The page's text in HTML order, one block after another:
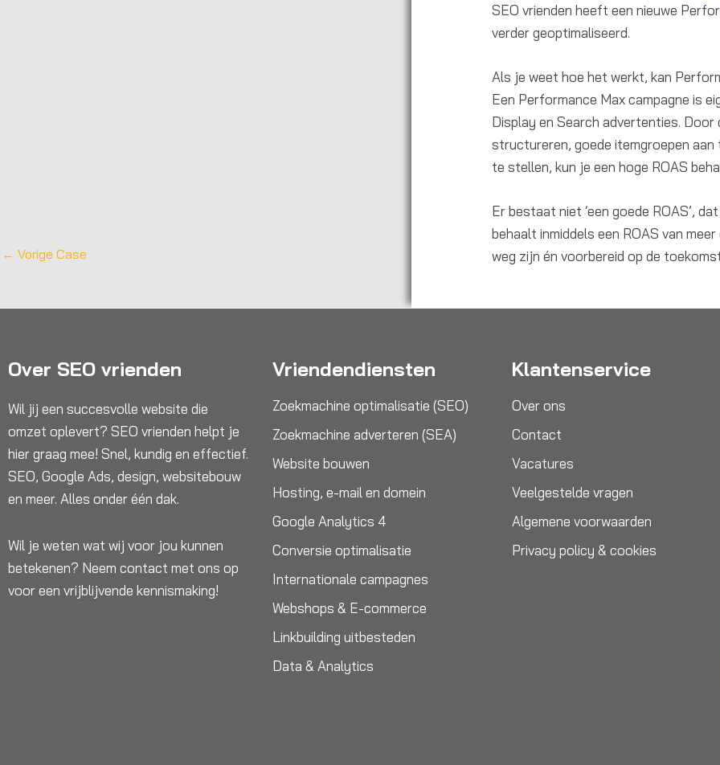
SEO vrienden heeft een nieuwe
verder geoptimaliseerd.
Als je weet hoe het werkt, kan
Een Performance Max campagne is
Display en Search advertenties.
structureren, goede itemgroepen aan
te stellen, kun je een hoge ROAS
Er bestaat niet ‘een goede ROAS’,
behaalt inmiddels een ROAS van
weg zijn én voorbereid op de
← Vorige Case
Over SEO vrienden
Wil jij een succesvolle website die
omzet oplevert? SEO vrienden helpt je
hier graag mee! Snel, kundig en effectief.
SEO, Google Ads, design, websitebouw
en meer. Alles onder één dak.
Wil je weten wat wij voor jou kunnen
betekenen? Neem contact met ons op
voor een vrijblijvende kennismaking!
Vriendendiensten
Zoekmachine optimalisatie (SEO)
Zoekmachine adverteren (SEA)
Website bouwen
Hosting, e-mail en domein
Google Analytics 4
Conversie optimalisatie
Internationale campagnes
Webshops & E-commerce
Linkbuilding uitbesteden
Data & Analytics
Klantenservice
Over ons
Contact
Vacatures
Veelgestelde vragen
Algemene voorwaarden
Privacy policy & cookies